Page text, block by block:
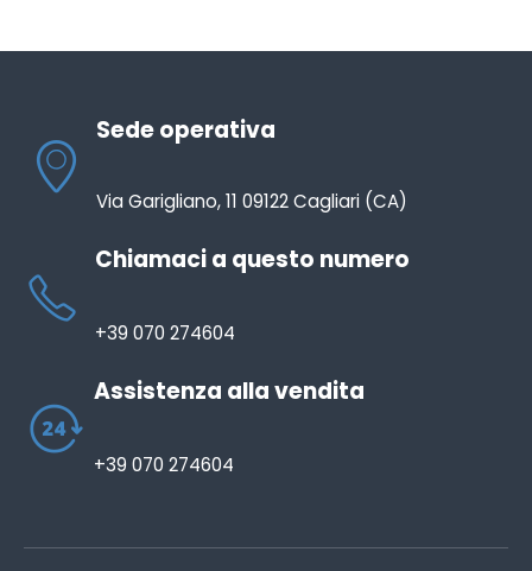
Sede operativa
Via Garigliano, 11 09122 Cagliari (CA)
Chiamaci a questo numero
+39 070 274604
Assistenza alla vendita
+39 070 274604